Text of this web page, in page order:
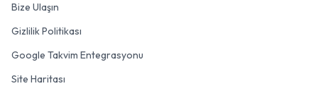
Bize Ulaşın
Gizlilik Politikası
Google Takvim Entegrasyonu
Site Haritası